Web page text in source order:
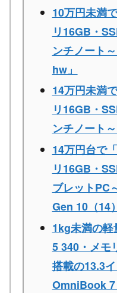
10万円未満
リ16GB・
ンチノート
hw」
14万円未満
リ16GB・
ンチノート
14万円台で
リ16GB・
ブレットPC
Gen 10（14
1kg未満の
5 340・メモ
搭載の13.3
OmniBook 7